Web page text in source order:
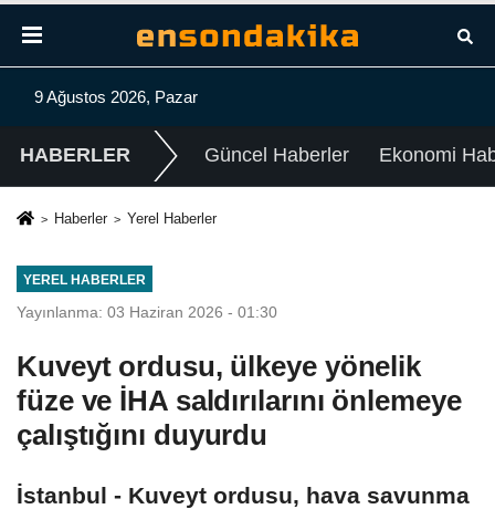
9 Ağustos 2026, Pazar
HABERLER Güncel Haberler Ekonomi
Haberler Yerel Haberler
YEREL HABERLER
Yayınlanma: 03 Haziran 2026 - 01:30
Kuveyt ordusu, ülkeye yönelik
füze ve İHA saldırılarını önlemeye
çalıştığını duyurdu
İstanbul - Kuveyt ordusu, hava savunma